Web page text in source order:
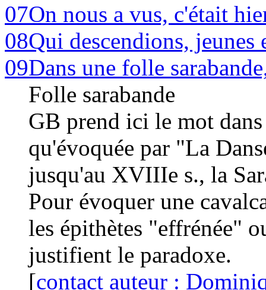
07On nous a vus, c'était
08Qui descendions, jeunes
09Dans une folle
Folle sarabande
GB prend ici le mot
qu'évoquée par "La
jusqu'au XVIIIe s., la
Pour évoquer une
les épithètes "effrénée"
justifient le paradoxe.
[contact auteur :